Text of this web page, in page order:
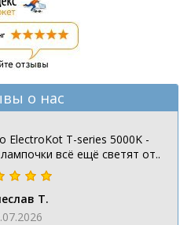
о нас
ElectroKot T-series 5000K -
всё ещё светят от..
Т.